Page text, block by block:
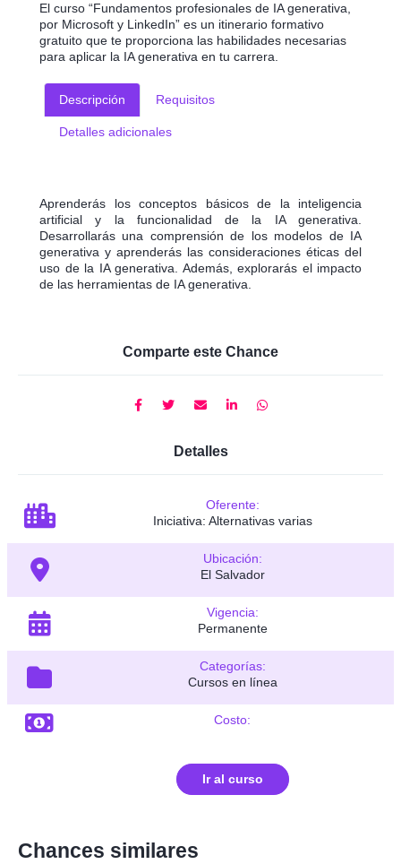
El curso “Fundamentos profesionales de IA generativa,
por Microsoft y LinkedIn” es un itinerario formativo
gratuito que te proporciona las habilidades necesarias
para aplicar la IA generativa en tu carrera.
Descripción Requisitos
Detalles adicionales
Aprenderás los conceptos básicos de la inteligencia
artificial y la funcionalidad de la IA generativa.
Desarrollarás una comprensión de los modelos de IA
generativa y aprenderás las consideraciones éticas del
uso de la IA generativa. Además, explorarás el impacto
de las herramientas de IA generativa.
Comparte este Chance
Detalles
Oferente:
Iniciativa: Alternativas varias
Ubicación:
El Salvador
Vigencia:
Permanente
Categorías:
Cursos en línea
Costo:
Ir al curso
Chances similares